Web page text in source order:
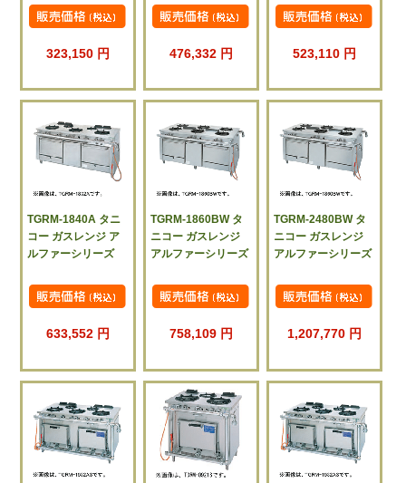
323,150 円 476,332 円 523,110 円
TGRM-1840A タニ
コー ガスレンジ ア
ルファーシリーズ
633,552 円
TGRM-1860BW タ
ニコー ガスレンジ
アルファーシリーズ
758,109 円
TGRM-2480BW タ
ニコー ガスレンジ
アルファーシリーズ
1,207,770 円